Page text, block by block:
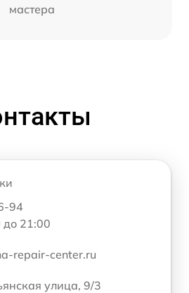
мастера
94
до 21:00
repair-center.ru
улица, 9/3